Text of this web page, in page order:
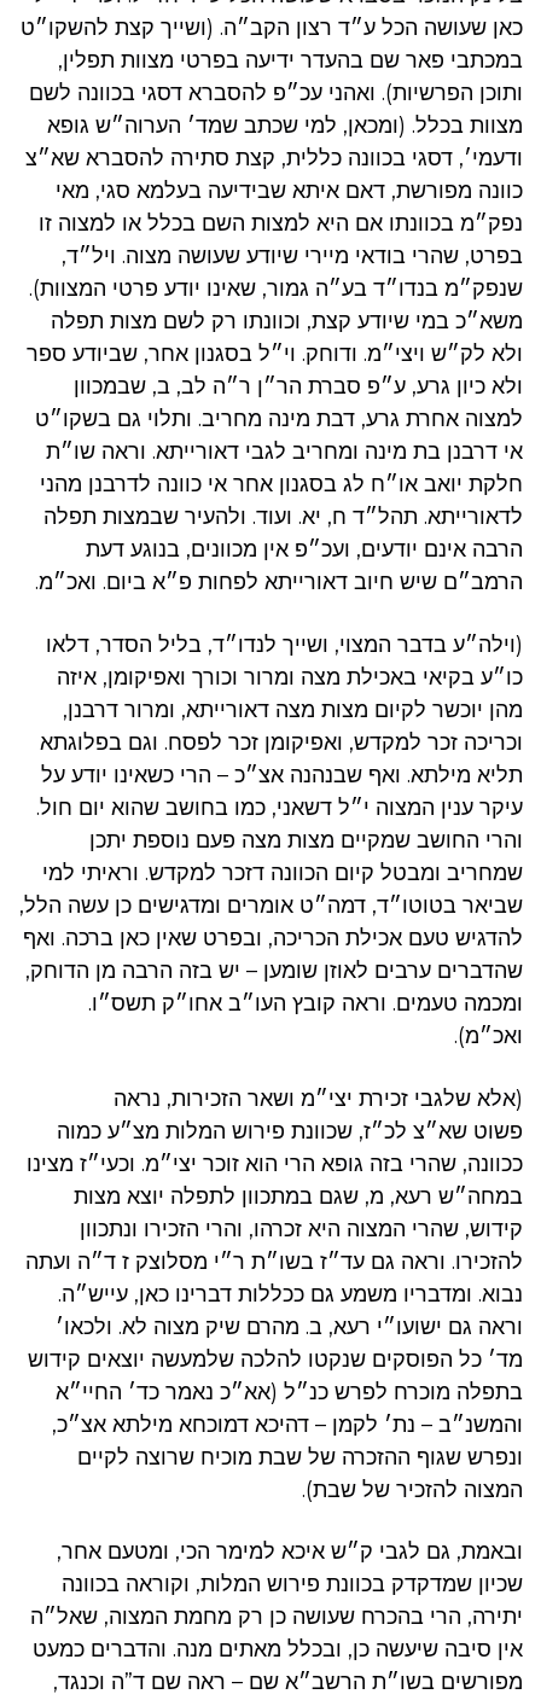
כאן שעושה הכל ע״ד רצון הקב״ה. (ושייך קצת להשקו״ט
במכתבי פאר שם בהעדר ידיעה בפרטי מצוות תפלין,
ותוכן הפרשיות). ואהני עכ״פ להסברא דסגי בכוונה לשם
מצוות בכלל. (ומכאן, למי שכתב שמד׳ הערוה״ש גופא
ודעמי׳, דסגי בכוונה כללית, קצת סתירה להסברא שא״צ
כוונה מפורשת, דאם איתא שבידיעה בעלמא סגי, מאי
נפק״מ בכוונתו אם היא למצות השם בכלל או למצוה זו
בפרט, שהרי בודאי מיירי שיודע שעושה מצוה. ויל״ד,
שנפק״מ בנדו״ד בע״ה גמור, שאינו יודע פרטי המצוות).
משא״כ במי שיודע קצת, וכוונתו רק לשם מצות תפלה
ולא לק״ש ויצי״מ. ודוחק. וי״ל בסגנון אחר, שביודע ספר
ולא כיון גרע, ע״פ סברת הר״ן ר״ה לב, ב, שבמכוון
למצוה אחרת גרע, דבת מינה מחריב. ותלוי גם בשקו״ט
אי דרבנן בת מינה ומחריב לגבי דאורייתא. וראה שו״ת
חלקת יואב או״ח לג בסגנון אחר אי כוונה לדרבנן מהני
לדאורייתא. תהל״ד ח, יא. ועוד. ולהעיר שבמצות תפלה
הרבה אינם יודעים, ועכ״פ אין מכוונים, בנוגע דעת
הרמב״ם שיש חיוב דאורייתא לפחות פ״א ביום. ואכ״מ.
(וילה״ע בדבר המצוי, ושייך לנדו״ד, בליל הסדר, דלאו
כו״ע בקיאי באכילת מצה ומרור וכורך ואפיקומן, איזה
מהן יוכשר לקיום מצות מצה דאורייתא, ומרור דרבנן,
וכריכה זכר למקדש, ואפיקומן זכר לפסח. וגם בפלוגתא
תליא מילתא. ואף שבנהנה אצ״כ – הרי כשאינו יודע על
עיקר ענין המצוה י״ל דשאני, כמו בחושב שהוא יום חול.
והרי החושב שמקיים מצות מצה פעם נוספת יתכן
שמחריב ומבטל קיום הכוונה דזכר למקדש. וראיתי למי
שביאר בטוטו״ד, דמה״ט אומרים ומדגישים כן עשה הלל,
להדגיש טעם אכילת הכריכה, ובפרט שאין כאן ברכה. ואף
שהדברים ערבים לאוזן שומען – יש בזה הרבה מן הדוחק,
ומכמה טעמים. וראה קובץ העו״ב אחו״ק תשס״ו.
ואכ״מ).
(אלא שלגבי זכירת יצי״מ ושאר הזכירות, נראה
פשוט שא״צ לכ״ז, שכוונת פירוש המלות מצ״ע כמוה
ככוונה, שהרי בזה גופא הרי הוא זוכר יצי״מ. וכעי״ז מצינו
במחה״ש רעא, מ, שגם במתכוון לתפלה יוצא מצות
קידוש, שהרי המצוה היא זכרהו, והרי הזכירו ונתכוון
להזכירו. וראה גם עד״ז בשו״ת ר״י מסלוצק ז ד״ה ועתה
נבוא. ומדבריו משמע גם ככללות דברינו כאן, עייש״ה.
וראה גם ישועו״י רעא, ב. מהרם שיק מצוה לא. ולכאו׳
מד׳ כל הפוסקים שנקטו להלכה שלמעשה יוצאים קידוש
בתפלה מוכרח לפרש כנ״ל (אא״כ נאמר כד׳ החיי״א
והמשנ״ב – נת׳ לקמן – דהיכא דמוכחא מילתא אצ״כ,
ונפרש שגוף ההזכרה של שבת מוכיח שרוצה לקיים
המצוה להזכיר של שבת).
ובאמת, גם לגבי ק״ש איכא למימר הכי, ומטעם אחר,
שכיון שמדקדק בכוונת פירוש המלות, וקוראה בכוונה
יתירה, הרי בהכרח שעושה כן רק מחמת המצוה, שאל״ה
אין סיבה שיעשה כן, ובכלל מאתים מנה. והדברים כמעט
מפורשים בשו״ת הרשב״א שם – ראה שם ד”ה וכנגד,